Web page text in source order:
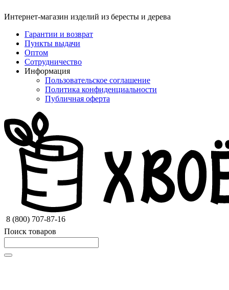
Интернет-магазин изделий из бересты и дерева
Гарантии и возврат
Пункты выдачи
Оптом
Сотрудничество
Информация
Пользовательское соглашение
Политика конфиденциальности
Публичная оферта
8 (800) 707-87-16
Поиск товаров